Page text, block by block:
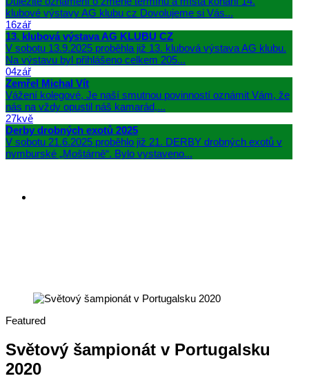
klubové výstavy AG klubu cz Dovolujeme si Vás...
16zář
13. klubová výstava AG KLUBU CZ
V sobotu 13.9.2025 proběhla již 13. klubová výstava AG klubu.
Na výstavu byl přihlášeno celkem 205...
04zář
Zemřel Michal Vít
Vážení kolegové, Je naší smutnou povinností oznámit Vám, že
nás na vždy opustil náš kamarád,...
27kvě
Derby drobných exotů 2025
V sobotu 21.6.2025 proběhlo již 21. DERBY drobných exotů v
nymburské „Moštárně“. Bylo vystaveno...
Featured
Světový šampionát v Portugalsku
2020